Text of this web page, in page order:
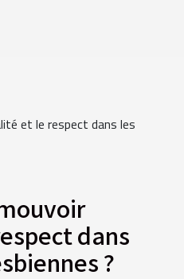
et le respect dans les
dans
?